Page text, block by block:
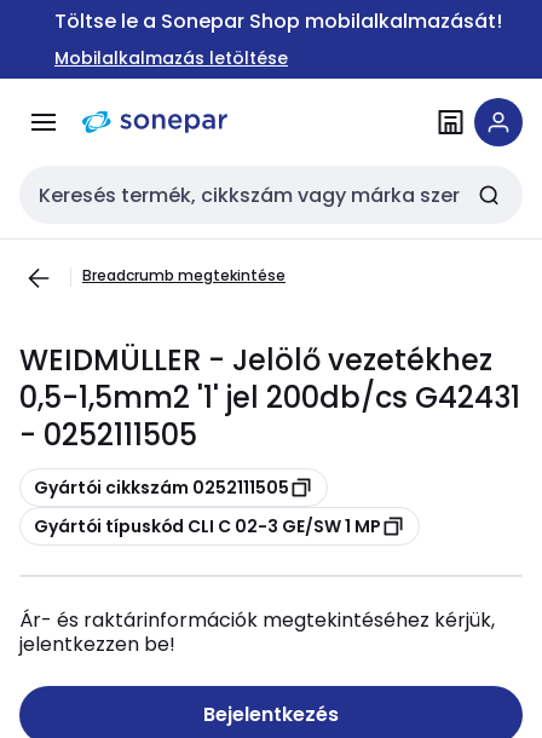
Ugrás a
Ugrás a
tartalomra
Töltse le a Sonepar Shop mobilalkalmazását!
Mobilalkalmazás letöltése
Keresési bemenet
Breadcrumb megtekintése
WEIDMÜLLER - Jelölő vezetékhez
0,5-1,5mm2 '1' jel 200db/cs G42431
- 0252111505
Másolás
Gyártói cikkszám 0252111505
Másolás
Gyártói típuskód CLI C 02-3 GE/SW 1 MP
Ár- és raktárinformációk megtekintéséhez kérjük,
jelentkezzen be!
Bejelentkezés